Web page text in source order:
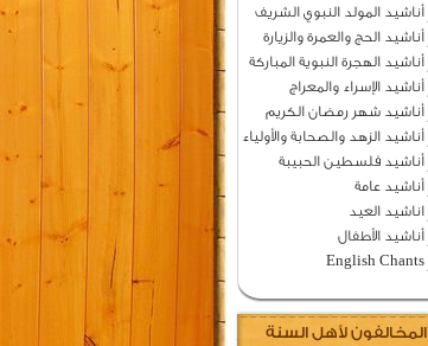
أناشيد المولد النبوي الشريف
أناشيد الحج والعمرة والزيارة
أناشيد الهجرة النبوية المباركة
أناشيد الإسراء والمعراج
أناشيد شهر رمضان الكريم
أناشيد الزهد والصحابة والأولياء
أناشيد فلسطين الحبيبة
أناشيد عامة
اناشيد العيد
أناشيد الأطفال
English Chants
المخالفون لأهل السنة